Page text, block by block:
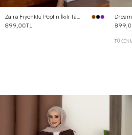
Zaira Fiyonklu Poplin İkili Takım Kahverengi
899,00TL